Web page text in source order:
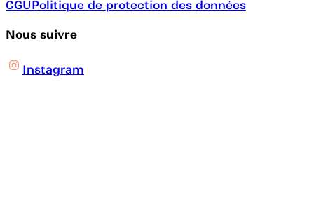
CGUPolitique de protection des données
Nous suivre
Instagram